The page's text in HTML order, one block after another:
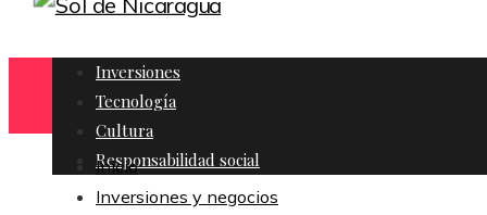
Inversiones
Tecnología
Cultura
Responsabilidad social
Inicio
Inversiones y negocios